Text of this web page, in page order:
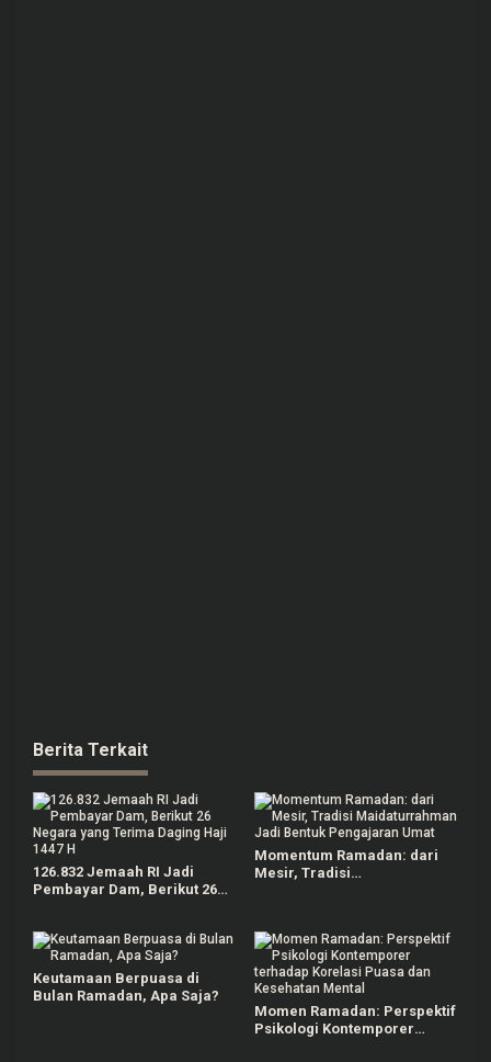
Berita Terkait
126.832 Jemaah RI Jadi
Pembayar Dam, Berikut 26
Momentum Ramadan: dari
Mesir, Tradisi
Keutamaan Berpuasa di
Bulan Ramadan, Apa Saja?
Momen Ramadan: Perspektif
Psikologi Kontemporer